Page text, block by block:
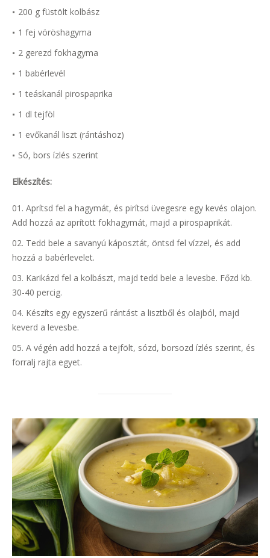
200 g füstölt kolbász
1 fej vöröshagyma
2 gerezd fokhagyma
1 babérlevél
1 teáskanál pirospaprika
1 dl tejföl
1 evőkanál liszt (rántáshoz)
Só, bors ízlés szerint
Elkészítés:
Aprítsd fel a hagymát, és pirítsd üvegesre egy kevés olajon.
Add hozzá az aprított fokhagymát, majd a pirospaprikát.
Tedd bele a savanyú káposztát, öntsd fel vízzel, és add
hozzá a babérlevelet.
Karikázd fel a kolbászt, majd tedd bele a levesbe. Főzd kb.
30-40 percig.
Készíts egy egyszerű rántást a lisztből és olajból, majd
keverd a levesbe.
A végén add hozzá a tejfölt, sózd, borsozd ízlés szerint, és
forralj rajta egyet.